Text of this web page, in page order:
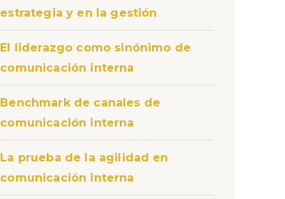
estrategia y en la gestión
El liderazgo como sinónimo de
comunicación interna
Benchmark de canales de
comunicación interna
La prueba de la agilidad en
comunicación interna